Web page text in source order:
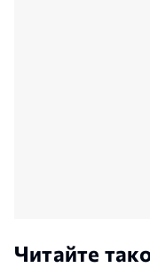
Читайте